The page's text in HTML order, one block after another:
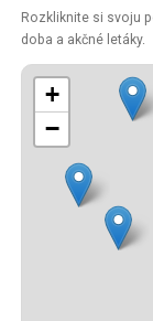
Rozkliknite si svoju
doba a akčné letáky.
+
−